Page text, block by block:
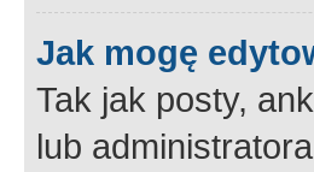
Jak mogę
Tak jak posty,
lub